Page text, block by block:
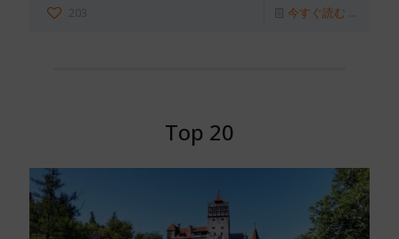
203 今すぐ読む ...
Top 20